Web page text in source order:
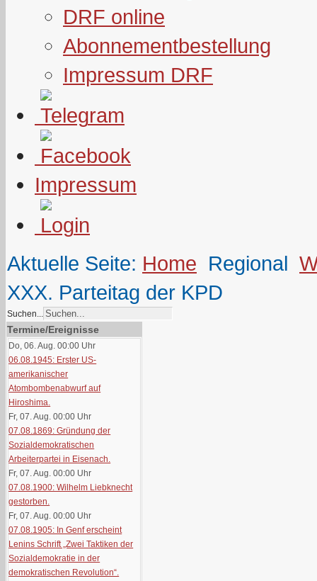
DRF online
Abonnementbestellung
Impressum DRF
Impressum
Aktuelle Seite: Home Regional
XXX. Parteitag der KPD
Suchen...
Termine/Ereignisse
Do, 06. Aug. 00:00 Uhr
06.08.1945: Erster US-
amerikanischer
Atombombenabwurf auf
Hiroshima.
Fr, 07. Aug. 00:00 Uhr
07.08.1869: Gründung der
Sozialdemokratischen
Arbeiterpartei in Eisenach.
Fr, 07. Aug. 00:00 Uhr
07.08.1900: Wilhelm Liebknecht
gestorben.
Fr, 07. Aug. 00:00 Uhr
07.08.1905: In Genf erscheint
Lenins Schrift „Zwei Taktiken der
Sozialdemokratie in der
demokratischen Revolution“.